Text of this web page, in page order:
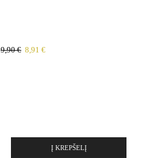
9,90€ 8,91 €
Į KREPŠELĮ